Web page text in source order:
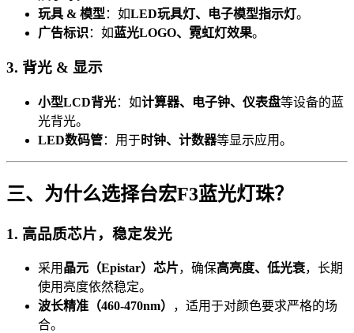
玩具 & 模型 ：如LED玩具灯、电子模型指示灯。
广告标识 ：如 蓝光LOGO、霓虹灯效果。
3. 背光 & 显示
小型LCD背光：如计算器、电子钟、仪表盘等设备的蓝
光背光。
LED数码管：用于时钟、计数器等显示应用。
三、为什么选择台宏F3蓝光灯珠？
1. 高品质芯片，稳定发光
采用 晶元（Epistar）芯片，确保高亮度、低光衰，长期
使用亮度依然稳定。
波长精准（460-470nm）
，适用于对颜色要求严格的场
合。